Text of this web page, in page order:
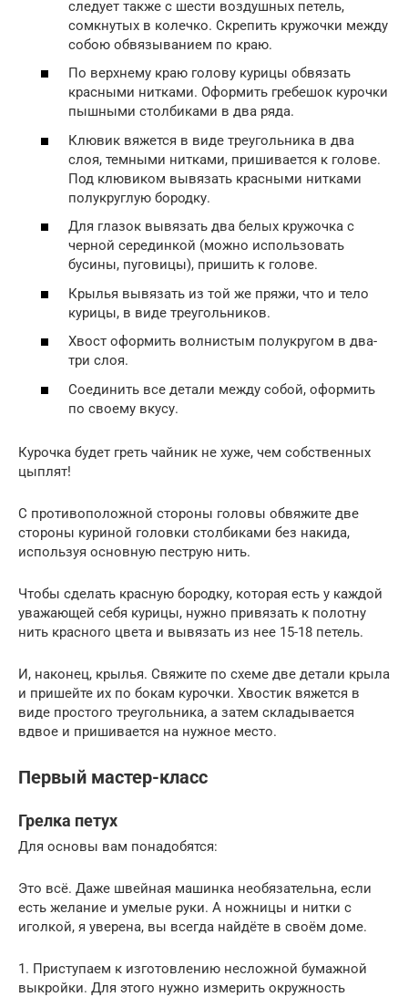
следует также с шести воздушных петель,
сомкнутых в колечко. Скрепить кружочки между
собою обвязыванием по краю.
По верхнему краю голову курицы обвязать
красными нитками. Оформить гребешок курочки
пышными столбиками в два ряда.
Клювик вяжется в виде треугольника в два
слоя, темными нитками, пришивается к голове.
Под клювиком вывязать красными нитками
полукруглую бородку.
Для глазок вывязать два белых кружочка с
черной серединкой (можно использовать
бусины, пуговицы), пришить к голове.
Крылья вывязать из той же пряжи, что и тело
курицы, в виде треугольников.
Хвост оформить волнистым полукругом в два-
три слоя.
Соединить все детали между собой, оформить
по своему вкусу.
Курочка будет греть чайник не хуже, чем собственных
цыплят!
С противоположной стороны головы обвяжите две
стороны куриной головки столбиками без накида,
используя основную пеструю нить.
Чтобы сделать красную бородку, которая есть у каждой
уважающей себя курицы, нужно привязать к полотну
нить красного цвета и вывязать из нее 15-18 петель.
И, наконец, крылья. Свяжите по схеме две детали крыла
и пришейте их по бокам курочки. Хвостик вяжется в
виде простого треугольника, а затем складывается
вдвое и пришивается на нужное место.
Первый мастер-класс
Грелка петух
Для основы вам понадобятся:
Это всё. Даже швейная машинка необязательна, если
есть желание и умелые руки. А ножницы и нитки с
иголкой, я уверена, вы всегда найдёте в своём доме.
1. Приступаем к изготовлению несложной бумажной
выкройки. Для этого нужно измерить окружность